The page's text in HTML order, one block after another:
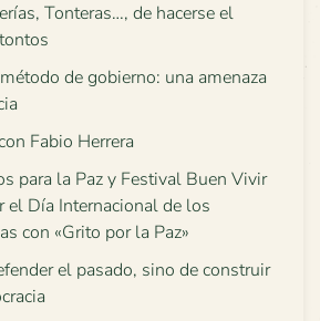
Tonteras…, de hacerse el
de gobierno: una amenaza
Fabio Herrera
para la Paz y Festival Buen Vivir
el Día Internacional de los
con «Grito por la Paz»
el pasado, sino de construir